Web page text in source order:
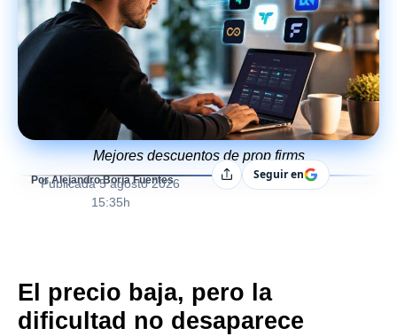
Mejores descuentos de prop firms
Por Alejandro Borja Fuentes
Publicada 5 agosto 2026
15:35h
CompartirSeguir en
El precio baja, pero la
dificultad no desaparece